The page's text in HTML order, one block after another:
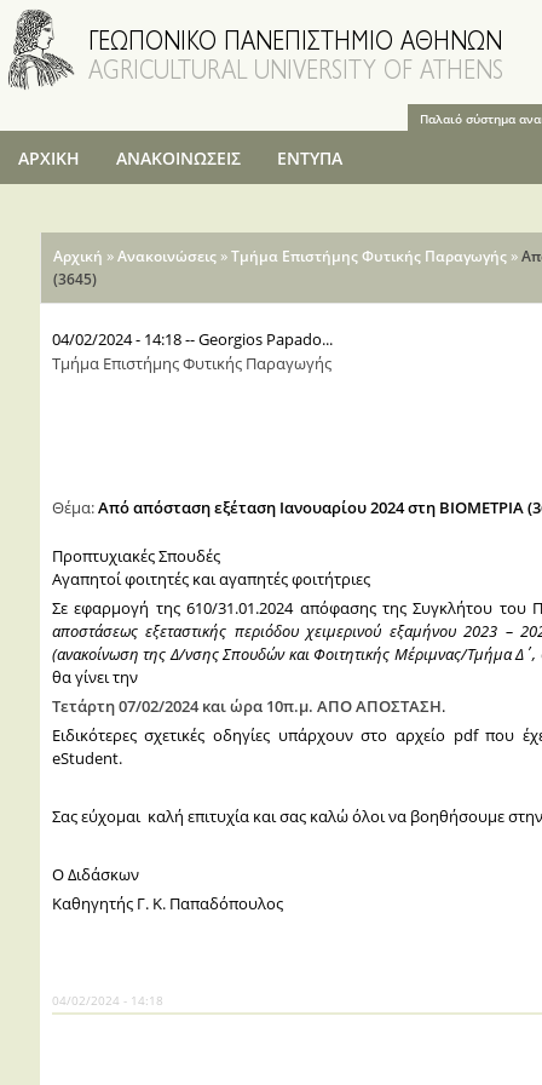
προς το
κυρίως
περιεχόμενο
Παλαιό σύστημα
ΑΡΧΙΚΗ ΑΝΑΚΟΙΝΩΣΕΙΣ ΕΝΤΥΠΑ
Είστε εδώ
Αρχική »Ανακοινώσεις »Τμήμα Επιστήμης Φυτικής Παραγωγής »
(3645)
04/02/2024 - 14:18--Georgios Papado...
Τμήμα Επιστήμης Φυτικής Παραγωγής
Θέμα:Από απόσταση εξέταση Ιανουαρίου 2024 στη ΒΙΟΜΕΤΡΙΑ
Προπτυχιακές Σπουδές
Αγαπητοί φοιτητές και αγαπητές φοιτήτριες
Σε εφαρμογή της 610/31.01.2024 απόφασης της Συγκλήτου του
αποστάσεως εξεταστικής περιόδου χειμερινού εξαμήνου 2023 –
(ανακοίνωση της Δ/νσης Σπουδών και Φοιτητικής Μέριμνας/Τμήμα
θα γίνει την
Τετάρτη 07/02/2024 και ώρα 10π.μ. ΑΠΟ ΑΠΟΣΤΑΣΗ.
Ειδικότερες σχετικές οδηγίες υπάρχουν στο αρχείο pdf που
eStudent.
Σας εύχομαι καλή επιτυχία και σας καλώ όλοι να βοηθήσουμε
Ο Διδάσκων
Καθηγητής Γ. Κ. Παπαδόπουλος
04/02/2024 - 14:18